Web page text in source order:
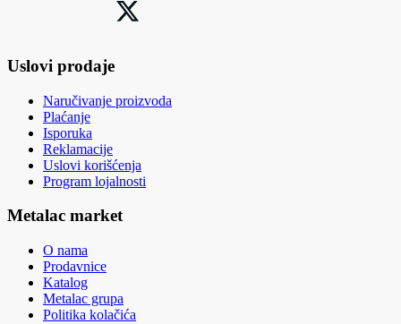
Uslovi prodaje
Naručivanje proizvoda
Plaćanje
Isporuka
Reklamacije
Uslovi korišćenja
Program lojalnosti
Metalac market
O nama
Prodavnice
Katalog
Metalac grupa
Politika kolačića